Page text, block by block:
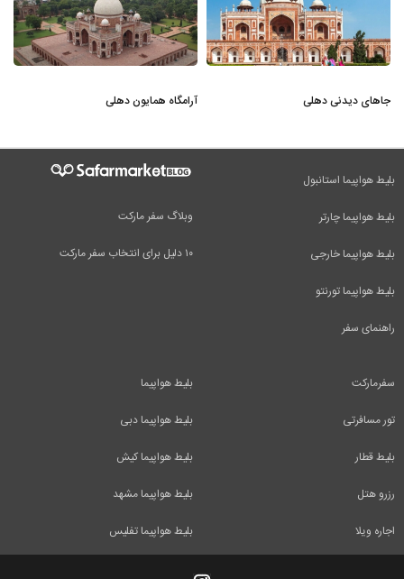
جاهای دیدنی دهلی آرامگاه همایون دهلی
وبلاگ سفر مارکت
۱۰ دلیل برای انتخاب سفر مارکت
بلیط هواپیما استانبول
بلیط هواپیما چارتر
بلیط هواپیما خارجی
بلیط هواپیما تورنتو
راهنمای سفر
بلیط هواپیما
بلیط هواپیما دبی
بلیط هواپیما کیش
بلیط هواپیما مشهد
بلیط هواپیما تفلیس
سفرمارکت
تور مسافرتی
بلیط قطار
رزرو هتل
اجاره ویلا